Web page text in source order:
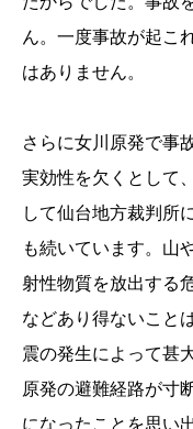
ん。一度事故が起こ
はありません。
さらに女川原発で事
実効性を欠くとして
して仙台地方裁判所
も続いています。山
射性物質を放出する
などあり得ないこと
震の発生によって甚
原発の避難経路が寸
になったことを思い